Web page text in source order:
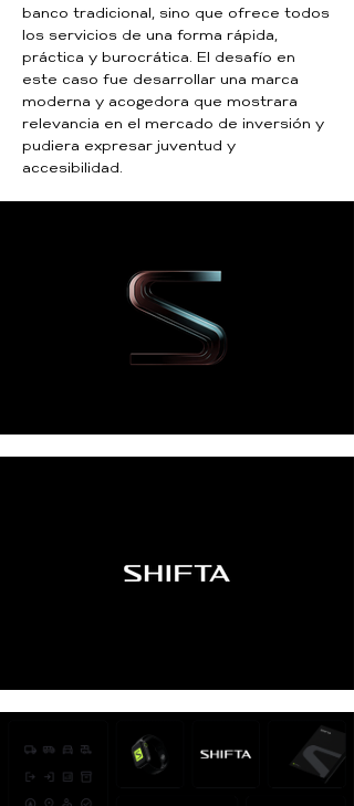
banco tradicional, sino que ofrece todos
los servicios de una forma rápida,
práctica y burocrática. El desafío en
este caso fue desarrollar una marca
moderna y acogedora que mostrara
relevancia en el mercado de inversión y
pudiera expresar juventud y
accesibilidad.